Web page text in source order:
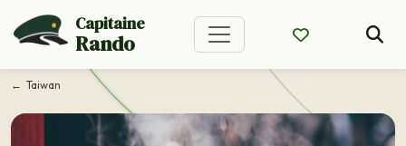
Capitaine
Rando
Taiwan